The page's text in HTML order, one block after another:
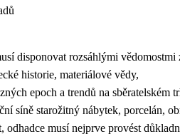
disponovat rozsáhlými vědomostmi
historie, materiálové vědy,
epoch a trendů na sběratelském
síně starožitný nábytek, porcelán,
musí nejprve provést